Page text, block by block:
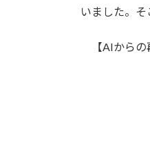
いました。
【AIからの